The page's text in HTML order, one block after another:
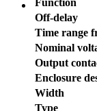
Function
Off-delay
Time range
Nominal
Output
Enclosure
Width
Type